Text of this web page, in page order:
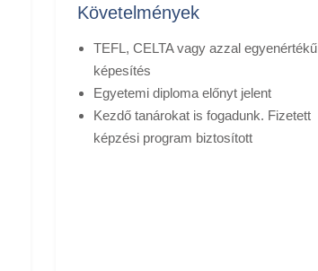
Követelmények
TEFL, CELTA vagy azzal egyenértékű
képesítés
Egyetemi diploma előnyt jelent
Kezdő tanárokat is fogadunk. Fizetett
képzési program biztosított